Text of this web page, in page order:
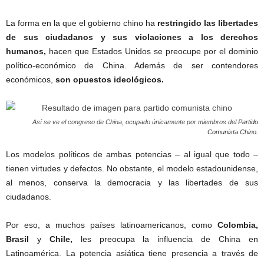
La forma en la que el gobierno chino ha restringido las libertades
de sus ciudadanos y sus violaciones a los derechos
humanos, hacen que Estados Unidos se preocupe por el dominio
político-económico de China. Además de ser contendores
económicos, son opuestos ideológicos.
Así se ve el congreso de China, ocupado únicamente por miembros delPartido
Comunista Chino
Los modelos políticos de ambas potencias – al igual que todo –
tienen virtudes y defectos. No obstante, el modelo estadounidense,
al menos, conserva la democracia y las libertades de sus
ciudadanos.
Por eso, a muchos países latinoamericanos, como Colombia,
Brasil y Chile, les preocupa la influencia de China en
Latinoamérica. La potencia asiática tiene presencia a través de